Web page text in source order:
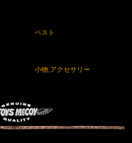
ベスト
小物,アクセサリー